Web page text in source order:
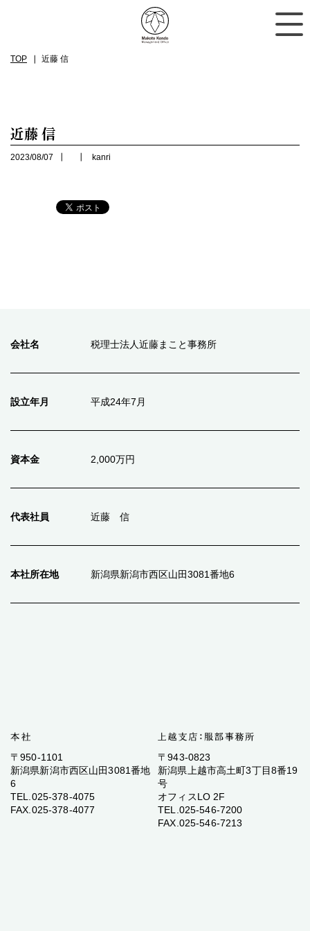
TOP 近藤 信
近藤 信
2023/08/07 kanri
会社名 税理士法人近藤まこと事務所
設立年月 平成24年7月
資本金 2,000万円
代表社員 近藤 信
本社所在地 新潟県新潟市西区山田3081番地6
〒950-1101
新潟県新潟市西区山田3081番地
6
TEL.025-378-4075
FAX.025-378-4077
〒943-0823
新潟県上越市高土町3丁目8番19
号
オフィスLO 2F
TEL.025-546-7200
FAX.025-546-7213